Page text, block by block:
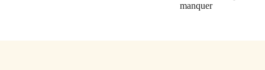
manquer